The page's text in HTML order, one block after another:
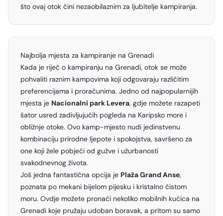
što ovaj otok čini nezaobilaznim za ljubitelje kampiranja.
Najbolja mjesta za kampiranje na Grenadi
Kada je riječ o kampiranju na Grenadi, otok se može
pohvaliti raznim kampovima koji odgovaraju različitim
preferencijama i proračunima. Jedno od najpopularnijih
mjesta je Nacionalni park Levera, gdje možete razapeti
šator usred zadivljujućih pogleda na Karipsko more i
obližnje otoke. Ovo kamp-mjesto nudi jedinstvenu
kombinaciju prirodne ljepote i spokojstva, savršeno za
one koji žele pobjeći od gužve i užurbanosti
svakodnevnog života.
Još jedna fantastična opcija je Plaža Grand Anse,
poznata po mekani bijelom pijesku i kristalno čistom
moru. Ovdje možete pronaći nekoliko mobilnih kućica na
Grenadi koje pružaju udoban boravak, a pritom su samo